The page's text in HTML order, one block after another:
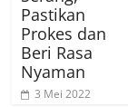
Pastikan
Prokes dan
Beri Rasa
Nyaman
3 Mei 2022